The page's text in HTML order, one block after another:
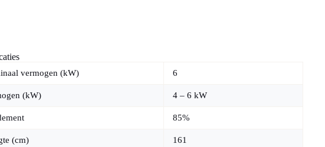
vermogen (kW) 6
(kW) 4 – 6 kW
85%
(cm) 161